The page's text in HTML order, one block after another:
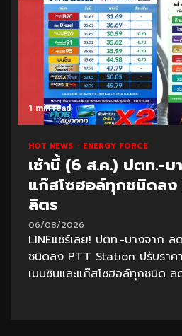
1 min read
HOT NEWS ENERGY FORCE
เช้านี้ (6 ส.ค.) ปตท.-บ
แก๊สโซฮอล์ทุกชนิดล
ลิตร
06/08/2026
LINEแชร์เลย! ปตท.-บางจาก ล
ชนิดลง PTT Station ปรับรา
เบนซินและแก๊สโซฮอล์ทุกชนิด